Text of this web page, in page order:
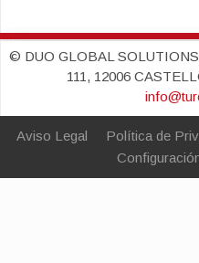
© DUO GLOBAL
111, 12006
Aviso Legal Política de